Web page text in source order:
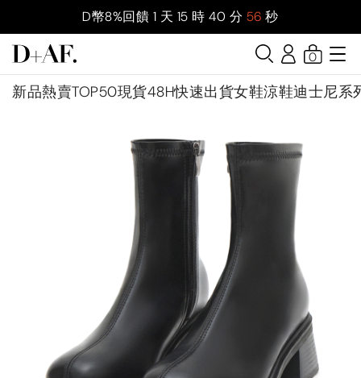
D幣8%回饋 1 天 15 時 40 分 54 秒
新品熱賣TOP50現貨48H快速出貨女鞋涼鞋迪士尼系
0